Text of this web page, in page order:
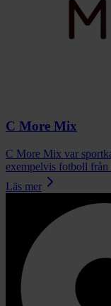
C More Mix
C More Mix var
exempelvis fotboll från
Läs mer